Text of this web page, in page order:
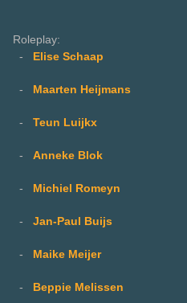
Roleplay:
-
Elise Schaap
- Maarten Heijmans
- Teun Luijkx
- Anneke Blok
- Michiel Romeyn
- Jan-Paul Buijs
- Maike Meijer
- Beppie Melissen